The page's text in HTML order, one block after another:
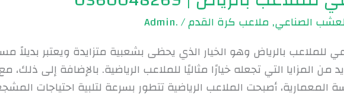
الصناعي, ملاعب كرة القدم/
.Admin
للملاعب بالرياض وهو الخيار الذي يحظى بشعبية متزايدة ويعتبر بديلاً
من المزايا التي تجعله خيارًا مثاليًا للملاعب الرياضية. بالإضافة إلى
المعمارية، أصبحت الملاعب الرياضية تتطور بسرعة لتلبية احتياجات